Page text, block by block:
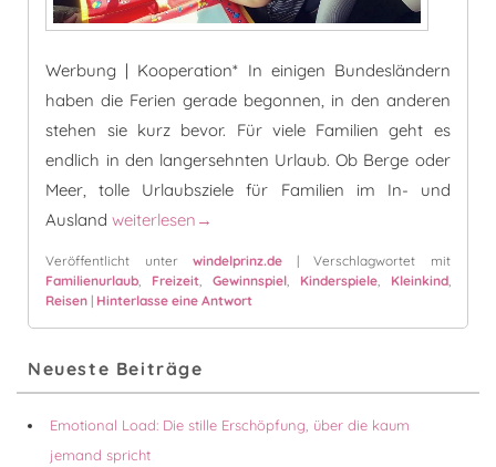
Werbung | Kooperation* In einigen Bundesländern
haben die Ferien gerade begonnen, in den anderen
stehen sie kurz bevor. Für viele Familien geht es
endlich in den langersehnten Urlaub. Ob Berge oder
Meer, tolle Urlaubsziele für Familien im In- und
AuslandReiselust mit Aqua Doodle® Travel
weiterlesen →
Veröffentlicht unter windelprinz.de |Verschlagwortet mit
Familienurlaub, Freizeit,Gewinnspiel, Kinderspiele, Kleinkind,
Reisen | Hinterlasse eine Antwort
Seitenleisten-
Widgetbereich
Neueste Beiträge
Emotional Load: Die stille Erschöpfung, über die kaum
jemand spricht